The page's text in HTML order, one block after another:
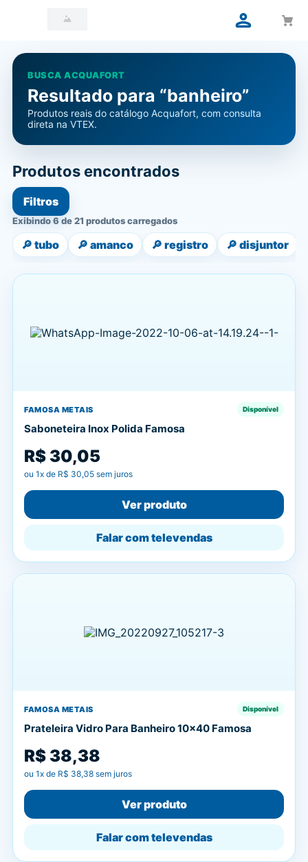
BUSCA ACQUAFORT
Resultado para “banheiro”
Produtos reais do catálogo Acquafort, com consulta
direta na VTEX.
Produtos encontrados
Filtros
Exibindo 6 de 21 produtos carregados
🔎 tubo 🔎 amanco 🔎 registro 🔎 disjuntor
FAMOSA METAIS Disponível
Saboneteira Inox Polida Famosa
R$ 30,05
ou 1x de R$ 30,05 sem juros
Ver produto
Falar com televendas
FAMOSA METAIS Disponível
Prateleira Vidro Para Banheiro 10x40 Famosa
R$ 38,38
ou 1x de R$ 38,38 sem juros
Ver produto
Falar com televendas